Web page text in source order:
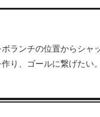
ランチの位置からシャ
り、ゴールに繋げたい。